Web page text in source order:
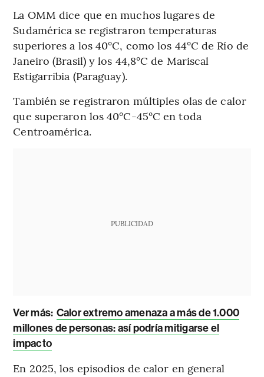
La OMM dice que en muchos lugares de
Sudamérica se registraron temperaturas
superiores a los 40°C, como los 44°C de Río de
Janeiro (Brasil) y los 44,8°C de Mariscal
Estigarribia (Paraguay).
También se registraron múltiples olas de calor
que superaron los 40°C-45°C en toda
Centroamérica.
PUBLICIDAD
Ver más: Calor extremo amenaza a más de 1.000
millones de personas: así podría mitigarse el
impacto
En 2025, los episodios de calor en general